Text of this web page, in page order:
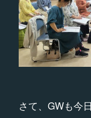
さて、GWも今